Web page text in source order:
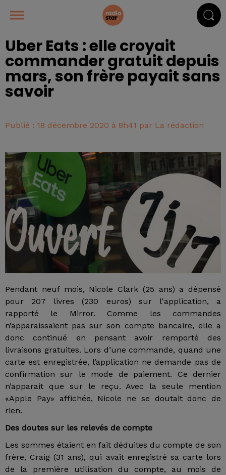
Uber Eats : elle croyait
commander gratuit depuis
mars, son frère payait sans
savoir
Publié : 18 décembre 2020 à 8h41 par La rédaction
Pendant neuf mois, Nicole Clark (25 ans) a dépensé
pour 207 livres (230 euros) sur l'application, a
rapporté le Mirror. Comme les commandes
n’apparaissaient pas sur son compte bancaire, elle a
donc continué en pensant avoir remporté des
livraisons gratuites. Lors d’une commande, quand une
carte est enregistrée, l’application ne demande pas de
confirmation sur le mode de paiement. Ce dernier
n’apparait que sur le reçu. Avec la seule mention
«Apple Pay» affichée, Nicole ne se doutait donc de
rien.
Des doutes sur les relevés de compte
Les sommes étaient en fait déduites du compte de son
frère, Craig (31 ans), qui avait enregistré sa carte lors
de la première utilisation du compte, au mois de